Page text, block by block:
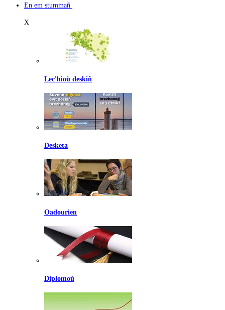
En em stummañ
X
Lec'hioù deskiñ
Desketa
Oadourien
Diplomoù